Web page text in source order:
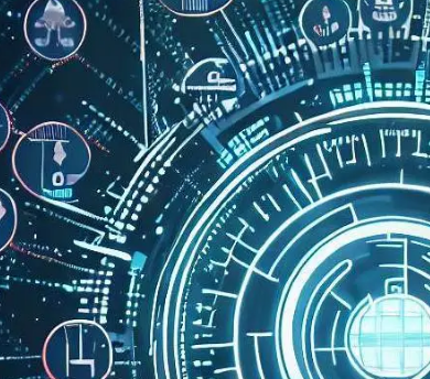
大模型服务
千问AI平台-Token Plan NEW
个人版上线、团队版降价；千问3.8-Max首发发尝鲜
千问AI平台-模型体验
在线体验全尺寸、多种模态的模型效果
Happy 系列大模型
新一代 AI 视频生成模型，深度适配广告营销等场景
大模型解决方案
快速部署 Dify，高效搭建 AI 应用
大模型ACA认证体验
助力企业全员 AI 认知与能力提升
生态解决方案
行业生态解决方案
开发者生态解决方案
AI 开发和 AI 应用解决方案